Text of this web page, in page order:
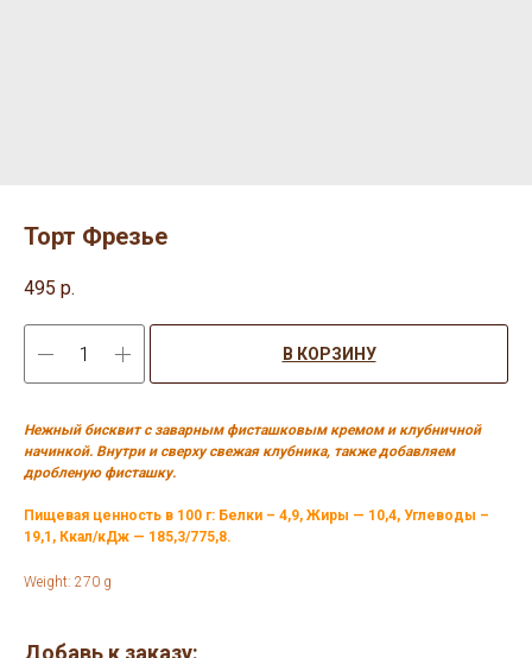
Торт Фрезье
495 р.
В КОРЗИНУ
Нежный бисквит с заварным фисташковым кремом и клубничной
начинкой. Внутри и сверху свежая клубника, также добавляем
дробленую фисташку.
Пищевая ценность в 100 г: Белки – 4,9, Жиры — 10,4, Углеводы –
19,1, Ккал/кДж — 185,3/775,8.
Weight: 270 g
Добавь к заказу: